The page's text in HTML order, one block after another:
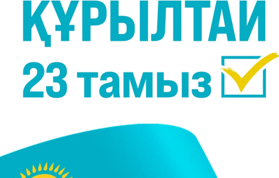
Абужанов тұрғынды дереу құтқаруға кіріскен.
батып бара жатқан ер адамға қарай жүзген. Кейін
көмекке келген.
алғашқы медициналық көмек көрсетті.
санаулы екенін түсіндік. Бастысы адамды
суға секірген әйел адамды құтқарып,